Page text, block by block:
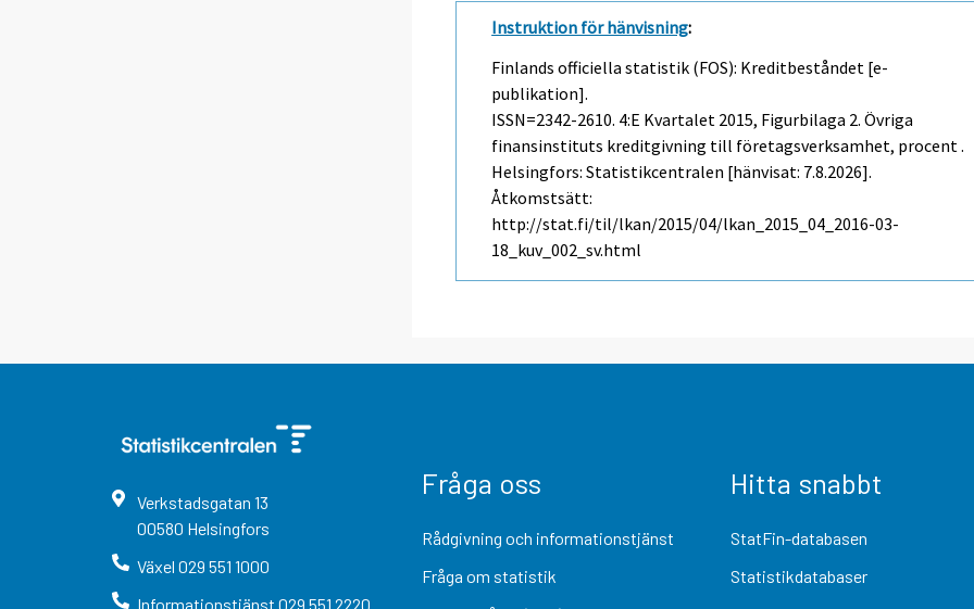
Instruktion för hänvisning:
Finlands officiella statistik (FOS): Kreditbeståndet [e-
publikation].
ISSN=2342-2610. 4:e Kvartalet 2015, Figurbilaga 2. Övriga
finansinstituts kreditgivning till företagsverksamhet, procent .
Helsingfors: Statistikcentralen [hänvisat: 7.8.2026].
Åtkomstsätt:
http://stat.fi/til/lkan/2015/04/lkan_2015_04_2016-03-
18_kuv_002_sv.html
Verkstadsgatan 13
00580 Helsingfors
Växel 029 551 1000
Informationstjänst 029 551 2220
Fråga oss
Rådgivning och informationstjänst
Fråga om statistik
Hitta snabbt
StatFin-databasen
Statistikdatabaser